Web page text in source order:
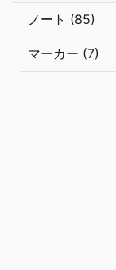
ノート (85)
マーカー (7)